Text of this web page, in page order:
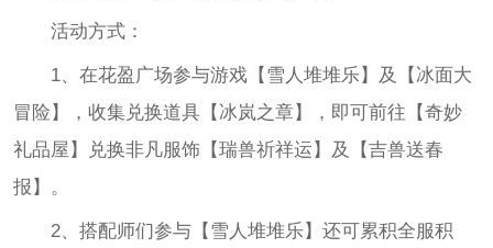
活动方式：
1、在花盈广场参与游戏【雪人堆堆乐】及【冰面大
冒险】，收集兑换道具【冰岚之章】，即可前往【奇妙
礼品屋】兑换非凡服饰【瑞兽祈祥运】及【吉兽送春
报】。
2、搭配师们参与【雪人堆堆乐】还可累积全服积